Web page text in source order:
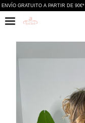
ENVÍO GRATUITO A PARTIR DE 90€*